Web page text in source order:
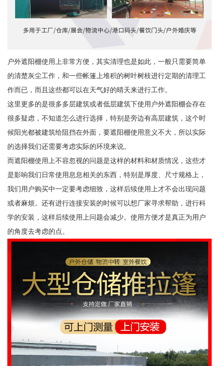
户外遮阳棚使用上非常方便，其实清理也是如此，一般只需要简单
的清楚灰尘工作，和一些帐篷上堆积的树叶树枝进行定期的清理工
作而已，而且这些都可以在天气好的晴天来进行工作。
这里更多的是很多多层建筑或者低层建筑下使用户外遮阳棚会存在
很多疑虑，不知道怎么进行选择，特别是旁边有高层建筑，这个时
候阳光都被建筑给阻挡在外面，要遮阳棚使用意义不大，所以实际
的选择我们还需要考虑实际的环境来说。
而遮阳棚使用上不容忽视的问题是这样的材料和材质情况，这些才
是影响我们日常使用息息相关的东西，特别是厚度、尺寸规格上，
我们用户购买中一定要考虑细致，这样后续使用上才不会出现问题
或者麻烦。还有进行连接安装的时候可以想厂家寻求帮助，进行科
学的安装，这样后续使用上问题会减少。使用方便才是真正为用户
的角度去考虑的点。